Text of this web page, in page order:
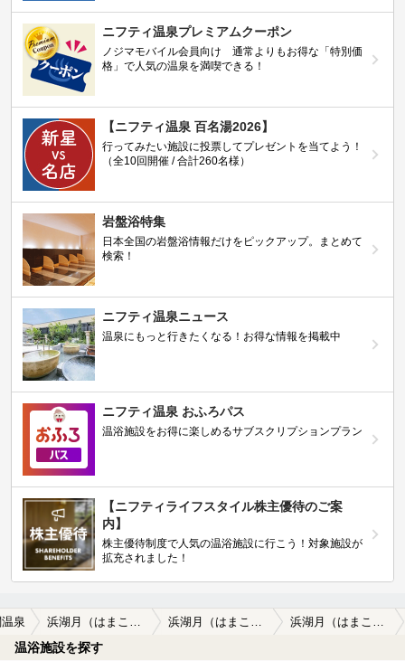
ニフティ温泉プレミアムクーポン
ノジマモバイル会員向け 通常よりもお得な「特別価
格」で人気の温泉を満喫できる！
【ニフティ温泉 百名湯2026】
行ってみたい施設に投票してプレゼントを当てよう！
（全10回開催 / 合計260名様）
岩盤浴特集
日本全国の岩盤浴情報だけをピックアップ。まとめて
検索！
ニフティ温泉ニュース
温泉にもっと行きたくなる！お得な情報を掲載中
ニフティ温泉 おふろパス
温浴施設をお得に楽しめるサブスクリプションプラン
【ニフティライフスタイル株主優待のご案
内】
株主優待制度で人気の温浴施設に行こう！対象施設が
拡充されました！
泉
温浴施設を探す